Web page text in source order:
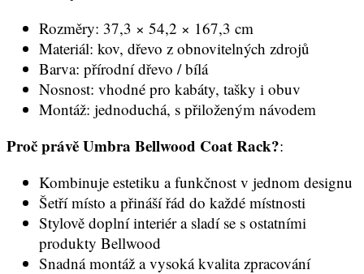
Rozměry: 37,3 × 54,2 × 167,3 cm
Materiál: kov, dřevo z obnovitelných zdrojů
Barva: přírodní dřevo / bílá
Nosnost: vhodné pro kabáty, tašky i obuv
Montáž: jednoduchá, s přiloženým návodem
Proč právě Umbra Bellwood Coat Rack?:
Kombinuje estetiku a funkčnost v jednom designu
Šetří místo a přináší řád do každé místnosti
Stylově doplní interiér a sladí se s ostatními
produkty Bellwood
Snadná montáž a vysoká kvalita zpracování